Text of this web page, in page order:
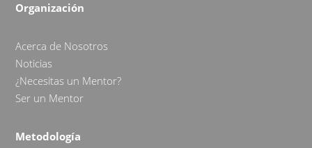
Organización
Acerca de Nosotros
Noticias
¿Necesitas un Mentor?
Ser un Mentor
Metodología